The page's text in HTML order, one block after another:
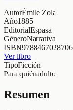
AutorÉmile Zola
Año1885
EditorialEspasa
GéneroNarrativa
ISBN9788467028706
Ver libro
TipoFicción
Para quiénadulto
Resumen